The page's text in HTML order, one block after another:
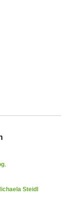
Steidl